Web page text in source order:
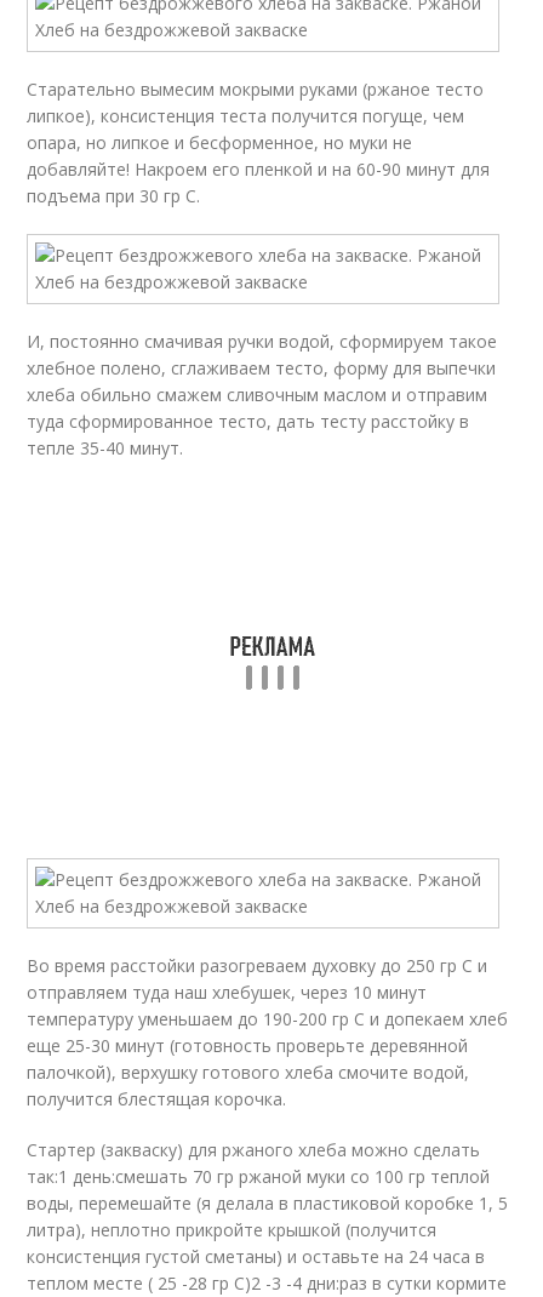
Старательно вымесим мокрыми руками (ржаное тесто
липкое), консистенция теста получится погуще, чем
опара, но липкое и бесформенное, но муки не
добавляйте! Накроем его пленкой и на 60-90 минут для
подъема при 30 гр С.
И, постоянно смачивая ручки водой, сформируем такое
хлебное полено, сглаживаем тесто, форму для выпечки
хлеба обильно смажем сливочным маслом и отправим
туда сформированное тесто, дать тесту расстойку в
тепле 35-40 минут.
Во время расстойки разогреваем духовку до 250 гр С и
отправляем туда наш хлебушек, через 10 минут
температуру уменьшаем до 190-200 гр С и допекаем хлеб
еще 25-30 минут (готовность проверьте деревянной
палочкой), верхушку готового хлеба смочите водой,
получится блестящая корочка.
Стартер (закваску) для ржаного хлеба можно сделать
так:1 день:смешать 70 гр ржаной муки со 100 гр теплой
воды, перемешайте (я делала в пластиковой коробке 1, 5
литра), неплотно прикройте крышкой (получится
консистенция густой сметаны) и оставьте на 24 часа в
теплом месте ( 25 -28 гр С)2 -3 -4 дни:раз в сутки кормите